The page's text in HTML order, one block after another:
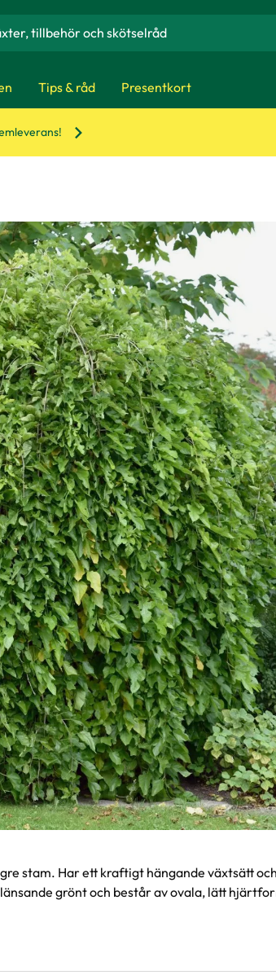
Tips & råd Presentkort
stam. Har ett kraftigt hängande växtsätt
grönt och består av ovala, lätt